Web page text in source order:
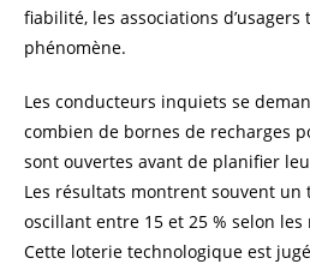
fiabilité, les associations
phénomène.
Les conducteurs inquiets se
combien de bornes de recharges
sont ouvertes avant de planifier
Les résultats montrent souvent un
oscillant entre 15 et 25 % selon
Cette loterie technologique est